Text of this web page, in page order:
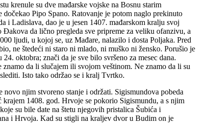
krenule su dve mađarske vojske na Bosnu starim
Pipo Spano. Ratovanje je potom naglo prekinuto
i Ladislava, dao je u jesen 1407. mađarskom kralju svoj
da lično pregleda sve pripreme za veliku ofanzivu, a
ljudi, u kojoj se, uz Mađare, nalazilo i dosta Poljaka. Pred
ne štedeći ni staro ni mlado, ni muško ni žensko. Porušio je
oktobra; znači da je sve bilo svršeno za mesec dana.
da li slučajem ili svojom veštinom. Ne znamo da li su
Isto tako održao se i kralj Tvrtko.
njim stvoreno stanje i održati. Sigismundova pobeda
1408. god. Hrvoje se pokorio Sigismundu, a s njim
su bile date na štetu njegovih pristalica Šubića i
i Hrvoja. Kad su stigli na kraljev dvor u Budim on je